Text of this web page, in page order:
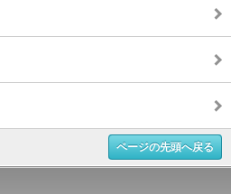
ページの先頭へ戻る